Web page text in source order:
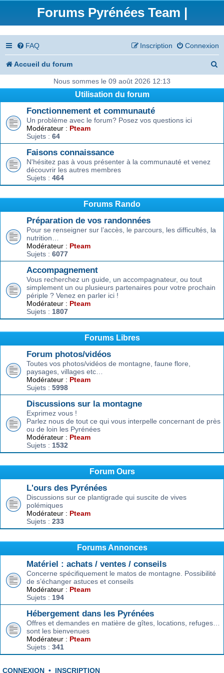
Forums Pyrénées Team |
FAQ Connexion
Inscription
Accueil du forum
e
Nous sommes le 09 août 2026 12:13
Utilisation du forum
Fonctionnement et communauté
Un problème avec le forum? Posez vos questions ici
Modérateur : Pteam
Sujets : 64
Faisons connaissance
N'hésitez pas à vous présenter à la communauté et venez
découvrir les autres membres
Sujets : 464
Forums Rando
Préparation de vos randonnées
Pour se renseigner sur l’accès, le parcours, les difficultés, la
nutrition…
Modérateur : Pteam
Sujets : 6077
Accompagnement
Vous recherchez un guide, un accompagnateur, ou tout
simplement un ou plusieurs partenaires pour votre prochain
périple ? Venez en parler ici !
Modérateur : Pteam
Sujets : 1807
Forums Libres
Forum photos/vidéos
Toutes vos photos/vidéos de montagne, faune flore,
paysages, villages etc…
Modérateur : Pteam
Sujets : 5998
Discussions sur la montagne
Exprimez vous !
Parlez nous de tout ce qui vous interpelle concernant de près
ou de loin les Pyrénées
Modérateur : Pteam
Sujets : 1532
Forum Ours
L'ours des Pyrénées
Discussions sur ce plantigrade qui suscite de vives
polémiques
Modérateur : Pteam
Sujets : 233
Forums Annonces
Matériel : achats / ventes / conseils
Concerne spécifiquement le matos de montagne. Possibilité
de s’échanger astuces et conseils
Modérateur : Pteam
Sujets : 194
Hébergement dans les Pyrénées
Offres et demandes en matière de gîtes, locations, refuges…
sont les bienvenues
Modérateur : Pteam
Sujets : 341
CONNEXION • INSCRIPTION